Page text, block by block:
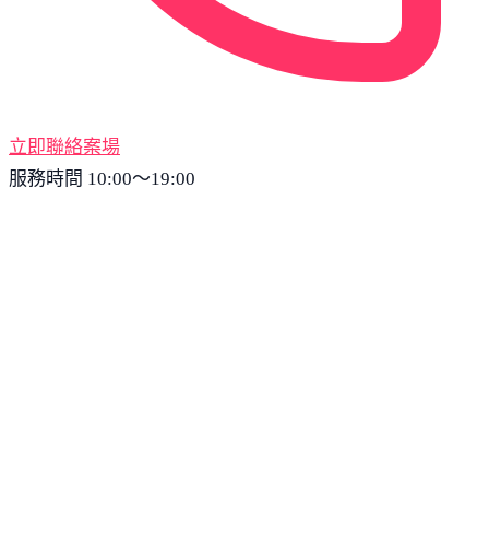
立即聯絡案場
服務時間 10:00～19:00